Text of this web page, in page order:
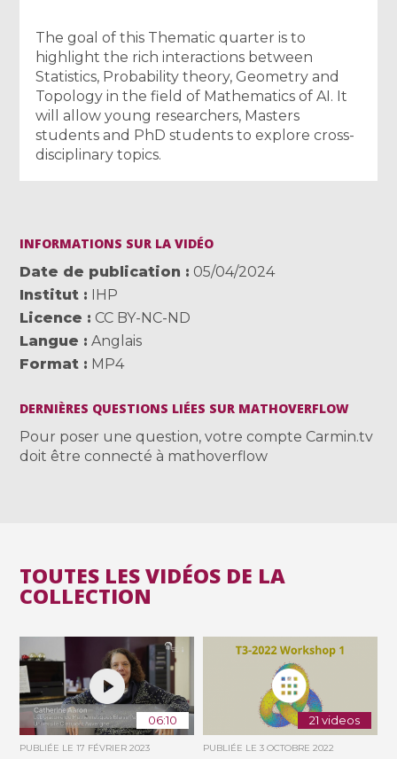
The goal of this Thematic quarter is to
highlight the rich interactions between
Statistics, Probability theory, Geometry and
Topology in the field of Mathematics of AI. It
will allow young researchers, Masters
students and PhD students to explore cross-
disciplinary topics.
INFORMATIONS SUR LA VIDÉO
Date de publication
05/04/2024
Institut
IHP
Licence
CC BY-NC-ND
Langue
Anglais
Format
MP4
DERNIÈRES QUESTIONS LIÉES SUR MATHOVERFLOW
Pour poser une question, votre compte Carmin.tv
doit être connecté à mathoverflow
TOUTES LES VIDÉOS DE LA
COLLECTION
06:10
PUBLIÉE LE17 FÉVRIER 2023
21 videos
PUBLIÉE LE 3 OCTOBRE 2022